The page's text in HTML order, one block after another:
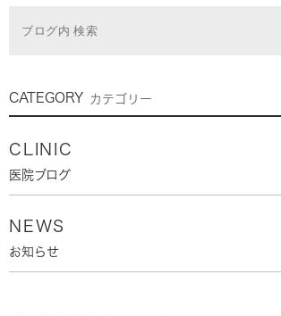
CATEGORY カテゴリー
CLINIC
医院ブログ
NEWS
お知らせ